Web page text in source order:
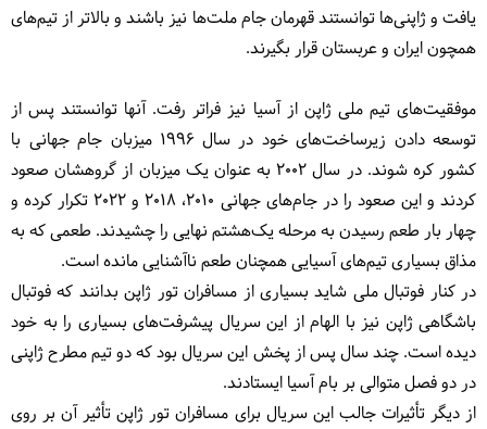
یافت و ژاپنی‌ها توانستند قهرمان جام ملت‌ها نیز باشند و بالاتر از تیم‌های
همچون ایران و عربستان قرار بگیرند.
موفقیت‌های تیم ملی ژاپن از آسیا نیز فراتر رفت. آنها توانستند پس از
توسعه دادن زیرساخت‌های خود در سال ۱۹۹۶ میزبان جام جهانی با
کشور کره شوند. در سال ۲۰۰۲ به عنوان یک میزبان از گروهشان صعود
کردند و این صعود را در جام‌های جهانی ۲۰۱۰، ۲۰۱۸ و ۲۰۲۲ تکرار کرده و
چهار بار طعم رسیدن به مرحله یک‌هشتم نهایی را چشیدند. طعمی که به
مذاق بسیاری تیم‌های آسیایی همچنان طعم ناآشنایی مانده است.
در کنار فوتبال ملی شاید بسیاری از مسافران تور ژاپن بدانند که فوتبال
باشگاهی ژاپن نیز با الهام از این سریال پیشرفت‌های بسیاری را به خود
دیده است. چند سال پس از پخش این سریال بود که دو تیم مطرح ژاپنی
در دو فصل متوالی بر بام آسیا ایستادند.
از دیگر تأثیرات جالب این سریال برای مسافران تور ژاپن تأثیر آن بر روی